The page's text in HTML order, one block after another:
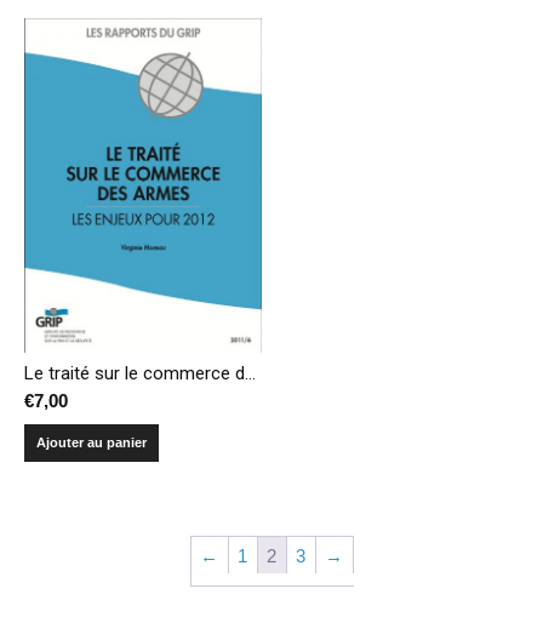
Le traité sur le commerce des armes – Les enjeux pour 2012
€7,00
Ajouter au panier
← 1 2 3 →